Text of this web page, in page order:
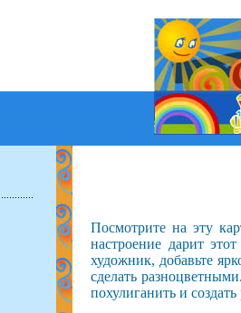
Посмотрите на эту
настроение дарит
художник, добавьте
сделать
похулиганить и